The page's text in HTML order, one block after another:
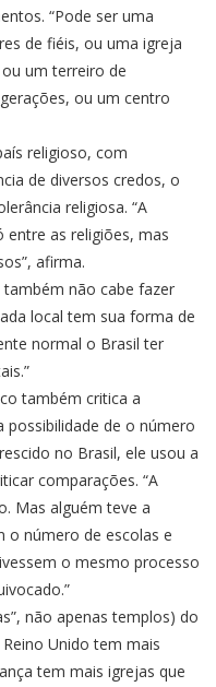
“Pode ser uma
de fiéis, ou uma igreja
um terreiro de
ou um centro
religioso, com
de diversos credos, o
religiosa. “A
entre as religiões, mas
afirma.
não cabe fazer
local tem sua forma de
normal o Brasil ter
também critica a
de o número
no Brasil, ele usou a
comparações. “A
Mas alguém teve a
o número de escolas e
o mesmo processo
não apenas templos) do
Unido tem mais
tem mais igrejas que